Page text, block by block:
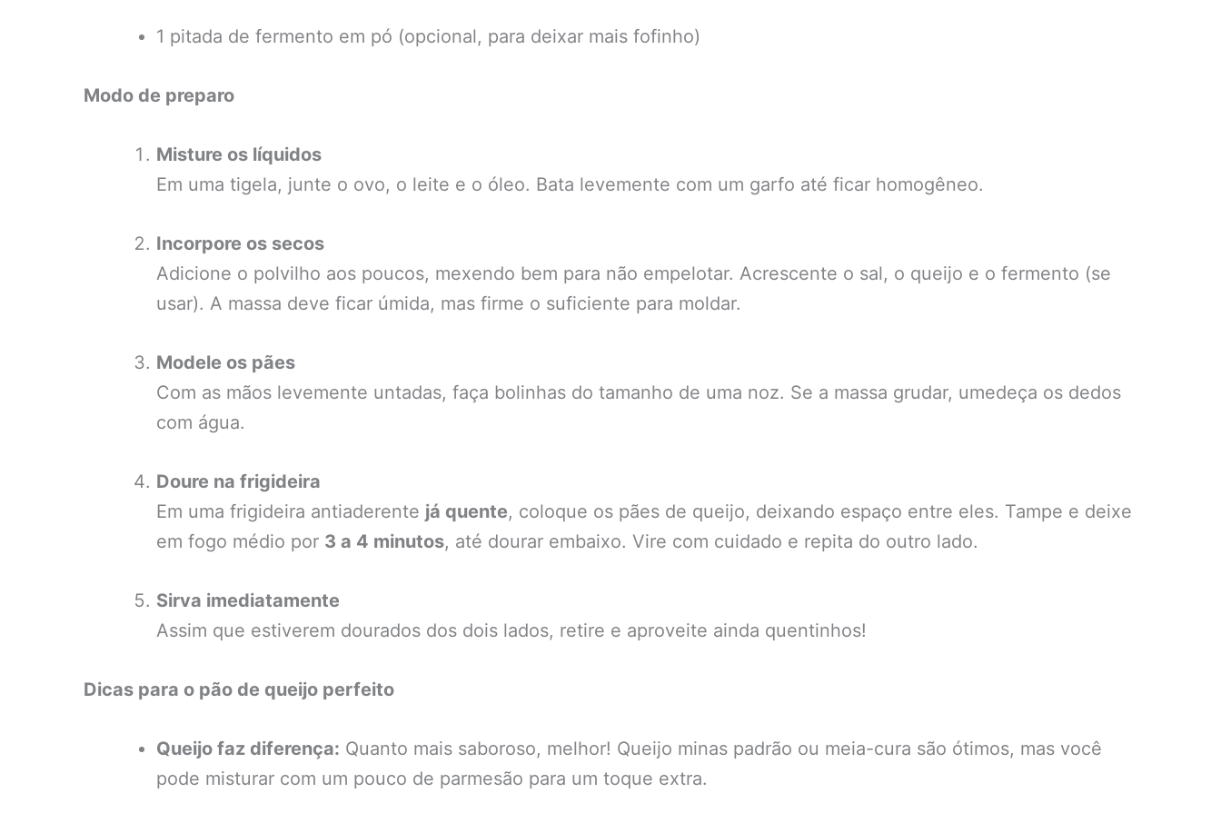
1 pitada de fermento em pó (opcional, para deixar mais fofinho)
Modo de preparo
Misture os líquidos
Em uma tigela, junte o ovo, o leite e o óleo. Bata levemente com um garfo até ficar homogêneo.
Incorpore os secos
Adicione o polvilho aos poucos, mexendo bem para não empelotar. Acrescente o sal, o queijo e o fermento (se
usar). A massa deve ficar úmida, mas firme o suficiente para moldar.
Modele os pães
Com as mãos levemente untadas, faça bolinhas do tamanho de uma noz. Se a massa grudar, umedeça os dedos
com água.
Doure na frigideira
Em uma frigideira antiaderente já quente, coloque os pães de queijo, deixando espaço entre eles. Tampe e deixe
em fogo médio por 3 a 4 minutos, até dourar embaixo. Vire com cuidado e repita do outro lado.
Sirva imediatamente
Assim que estiverem dourados dos dois lados, retire e aproveite ainda quentinhos!
Dicas para o pão de queijo perfeito
Queijo faz diferença: Quanto mais saboroso, melhor! Queijo minas padrão ou meia-cura são ótimos, mas você
pode misturar com um pouco de parmesão para um toque extra.